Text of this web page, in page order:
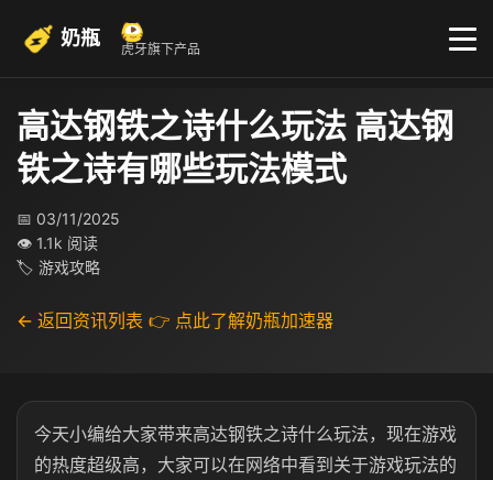
奶瓶 虎牙旗下产品
高达钢铁之诗什么玩法 高达钢
铁之诗有哪些玩法模式
📅 03/11/2025
👁 1.1k 阅读
🏷 游戏攻略
← 返回资讯列表 👉 点此了解奶瓶加速器
今天小编给大家带来高达钢铁之诗什么玩法，现在游戏
的热度超级高，大家可以在网络中看到关于游戏玩法的